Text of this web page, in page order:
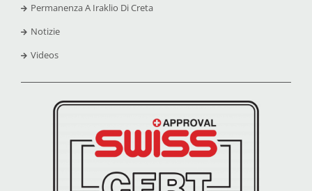
Permanenza A Iraklio Di Creta
Notizie
Videos